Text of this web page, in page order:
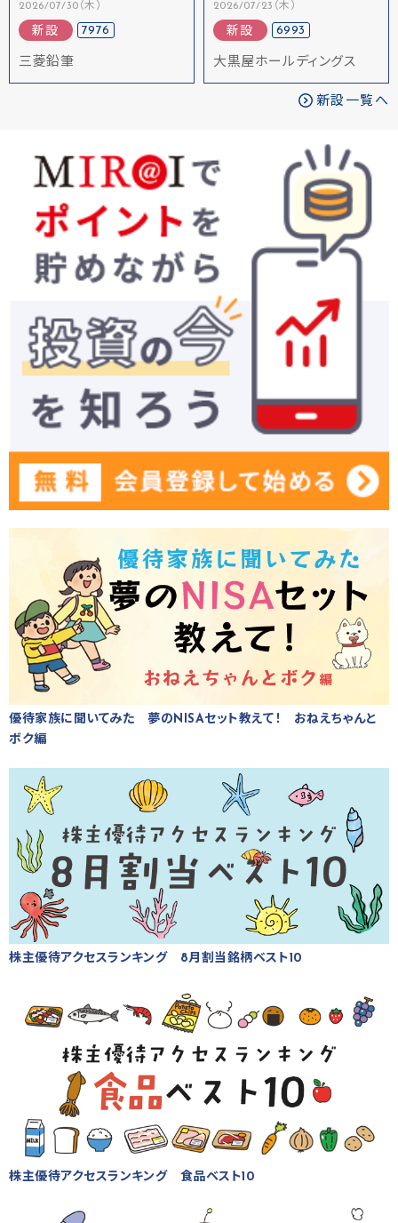
2026/07/30（木）
新設 7976
三菱鉛筆
2026/07/23（木）
新設 6993
大黒屋ホールディングス
新設一覧へ
優待家族に聞いてみた 夢のNISAセット教えて！ おねえちゃんと
ボク編
株主優待アクセスランキング 8月割当銘柄ベスト10
株主優待アクセスランキング 食品ベスト10